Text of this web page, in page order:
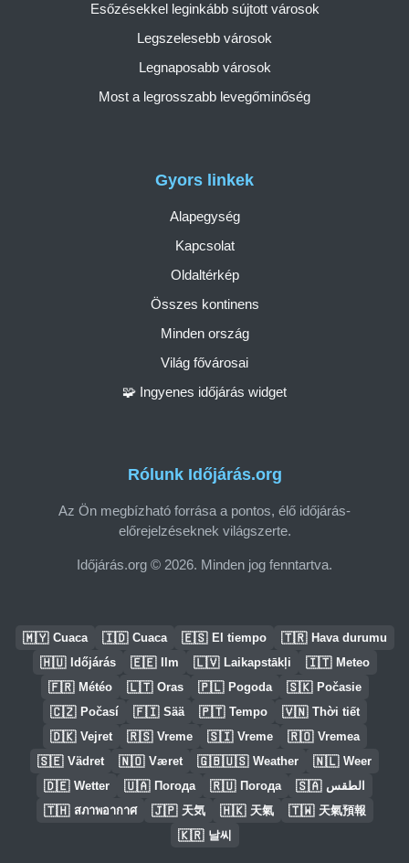
Rólunk Időjárás.org
Az Ön megbízható forrása a pontos, élő időjárás-
előrejelzéseknek világszerte.
Időjárás.org © 2026. Minden jog fenntartva.
Gyors linkek
Alapegység
Kapcsolat
Oldaltérkép
Összes kontinens
Minden ország
Világ fővárosai
🧩 Ingyenes időjárás widget
Esőzésekkel leginkább sújtott városok
Legszelesebb városok
Legnaposabb városok
Most a legrosszabb levegőminőség
🇲🇾 Cuaca 🇮🇩 Cuaca 🇪🇸 El tiempo 🇹🇷 Hava durumu
🇭🇺 Időjárás 🇪🇪 Ilm 🇱🇻 Laikapstākļi 🇮🇹 Meteo
🇫🇷 Météo 🇱🇹 Oras 🇵🇱 Pogoda 🇸🇰 Počasie
🇨🇿 Počasí 🇫🇮 Sää 🇵🇹 Tempo 🇻🇳 Thời tiết
🇩🇰 Vejret 🇷🇸 Vreme 🇸🇮 Vreme 🇷🇴 Vremea
🇸🇪 Vädret 🇳🇴 Været 🇬🇧🇺🇸 Weather 🇳🇱 Weer
🇩🇪 Wetter 🇺🇦 Погода 🇷🇺 Погода 🇸🇦 الطقس
🇹🇭 สภาพอากาศ 🇯🇵 天気 🇭🇰 天氣 🇹🇼 天氣預報
🇰🇷 날씨